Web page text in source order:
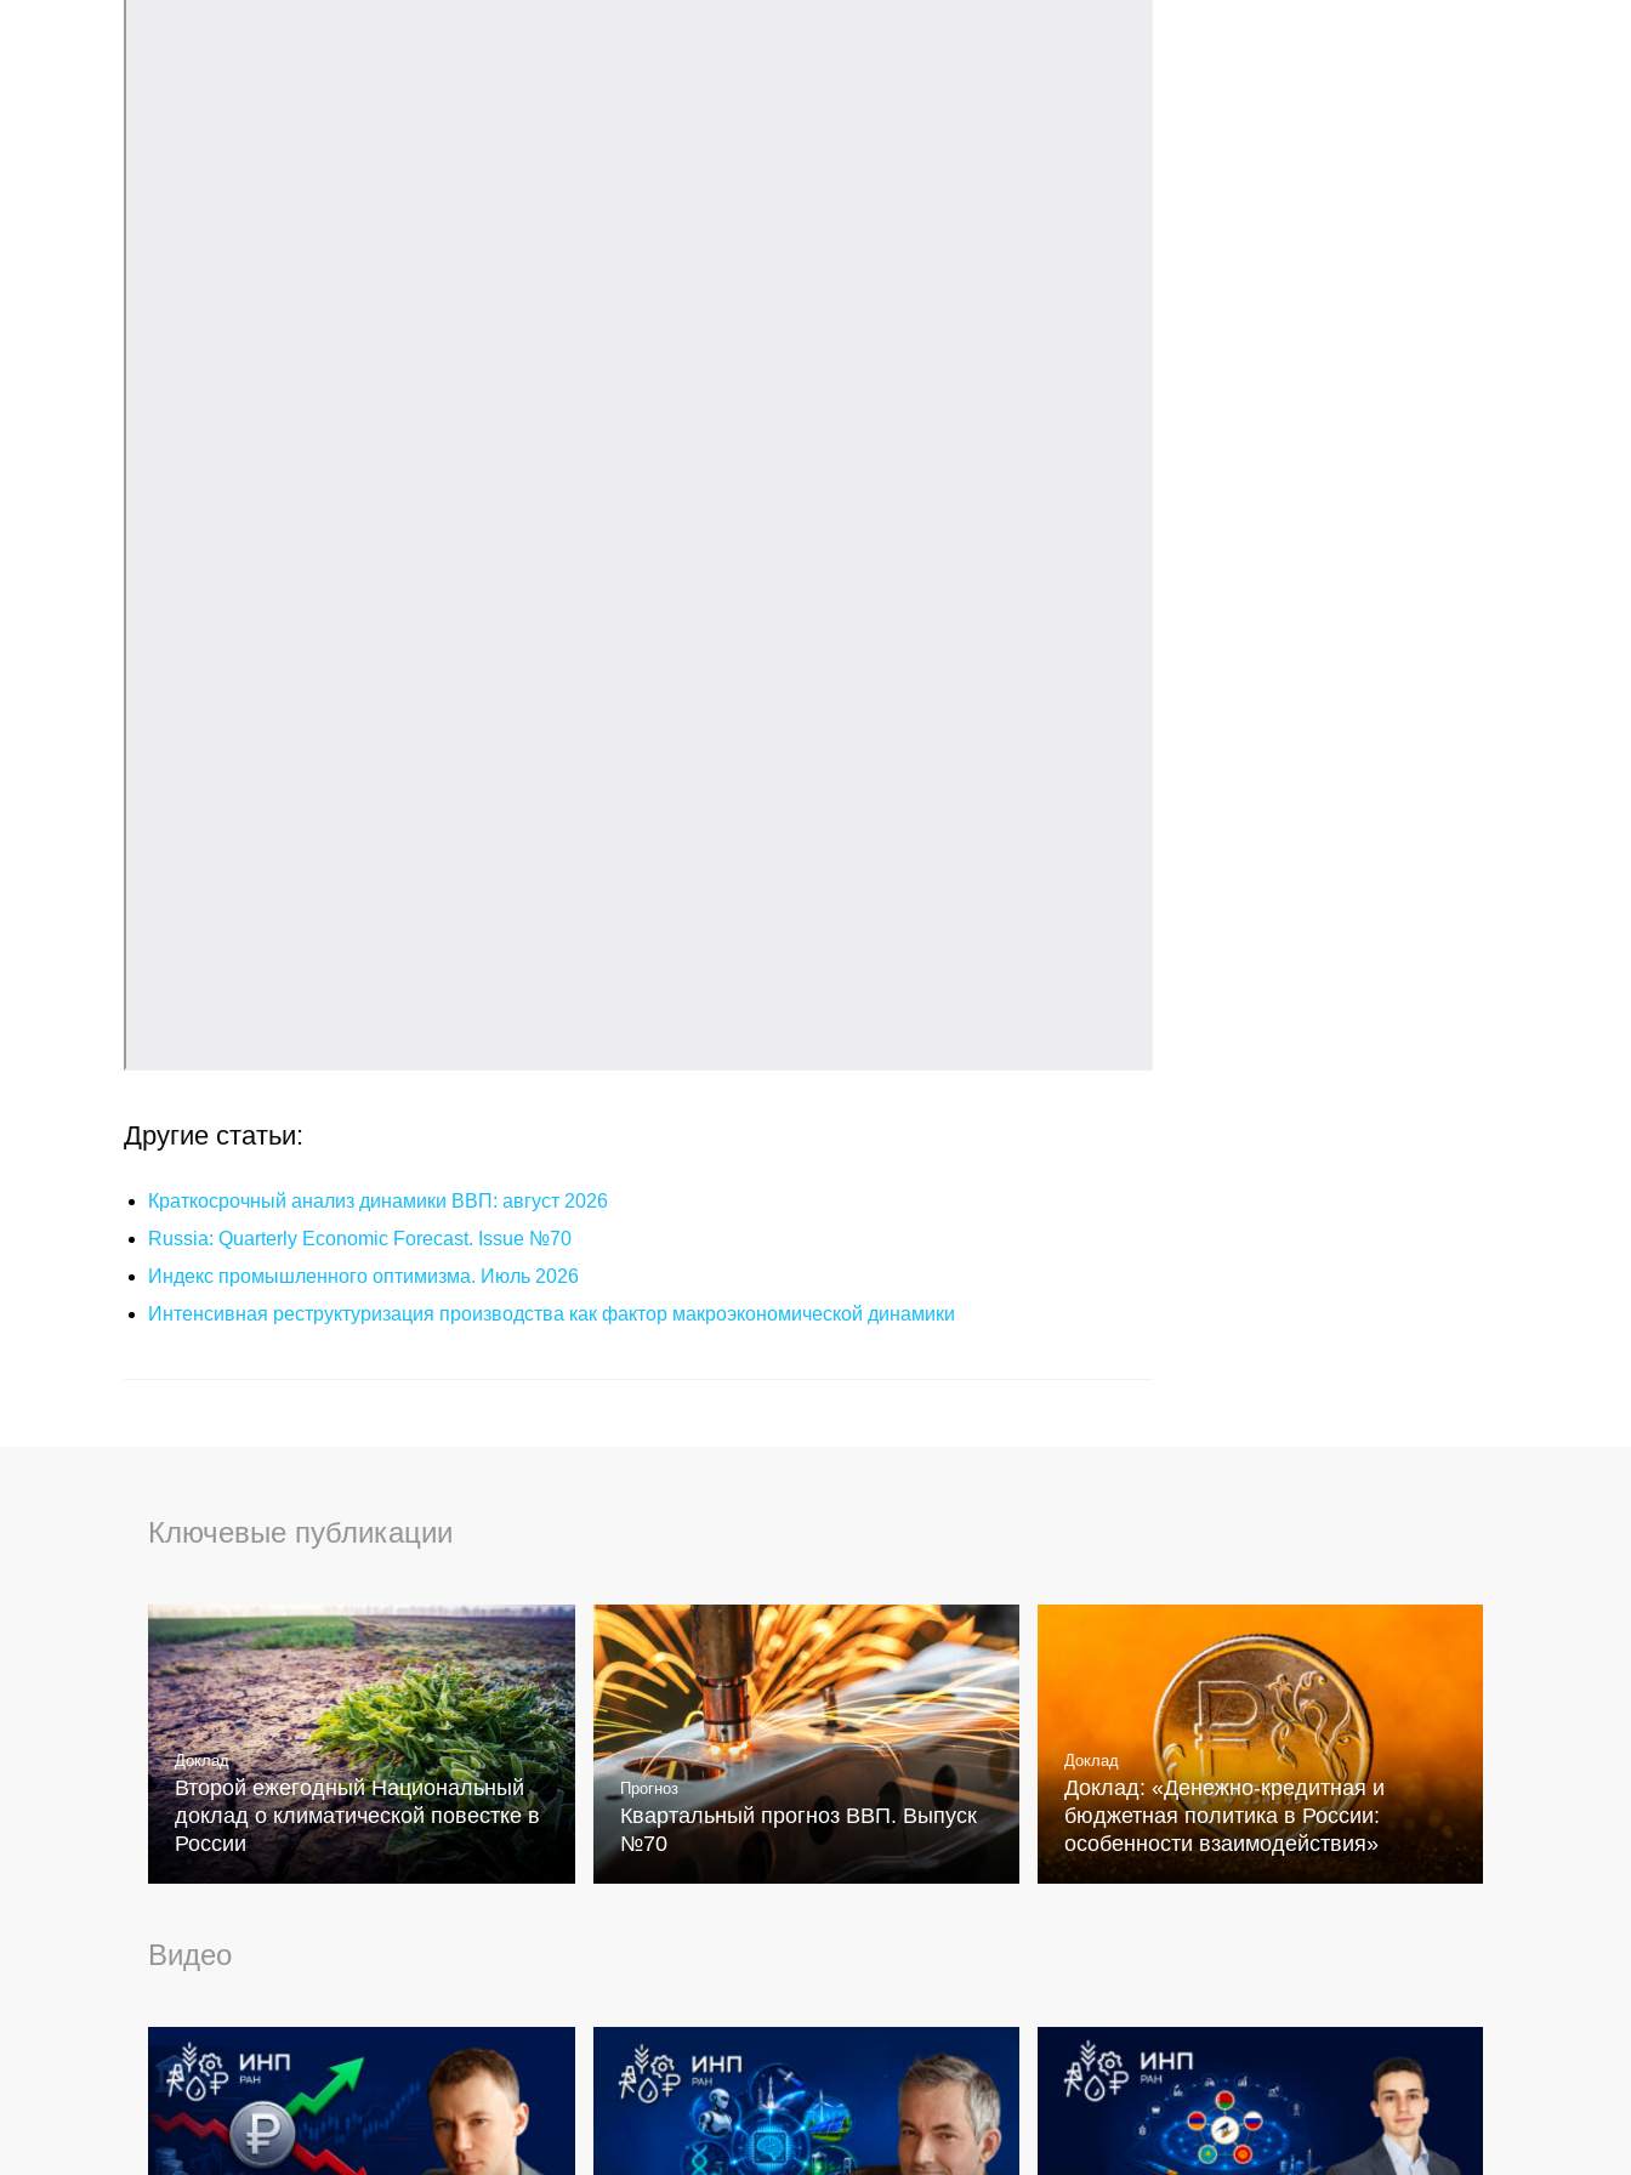
Другие статьи:
Краткосрочный анализ динамики ВВП: август 2026
Russia: Quarterly Economic Forecast. Issue №70
Индекс промышленного оптимизма. Июль 2026
Интенсивная реструктуризация производства как фактор макроэкономической динамики
Ключевые публикации
Доклад
Второй ежегодный Национальный
доклад о климатической повестке в
России
Прогноз
Квартальный прогноз ВВП. Выпуск
№70
Доклад
Доклад: «Денежно-кредитная и
бюджетная политика в России:
особенности взаимодействия»
Видео